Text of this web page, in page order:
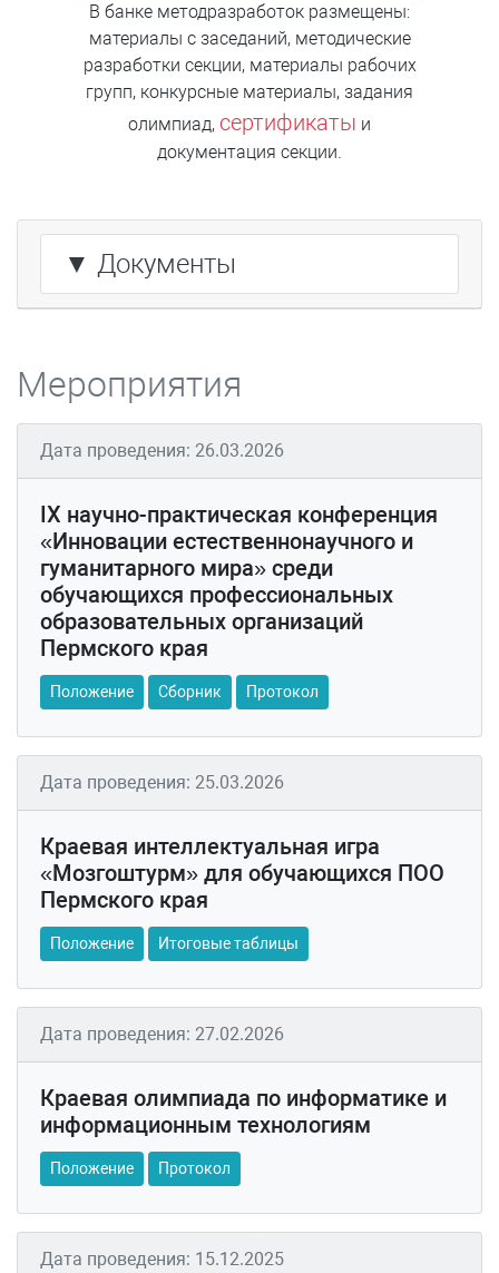
В банке методразработок размещены:
материалы с заседаний, методические
разработки секции, материалы рабочих
групп, конкурсные материалы, задания
олимпиад, сертификаты и
документация секции.
▼ Документы
Мероприятия
Дата проведения: 26.03.2026
IX научно-практическая конференция
«Инновации естественнонаучного и
гуманитарного мира» среди
обучающихся профессиональных
образовательных организаций
Пермского края
Положение Сборник Протокол
Дата проведения: 25.03.2026
Краевая интеллектуальная игра
«Мозгоштурм» для обучающихся ПОО
Пермского края
Положение Итоговые таблицы
Дата проведения: 27.02.2026
Краевая олимпиада по информатике и
информационным технологиям
Положение Протокол
Дата проведения: 15.12.2025